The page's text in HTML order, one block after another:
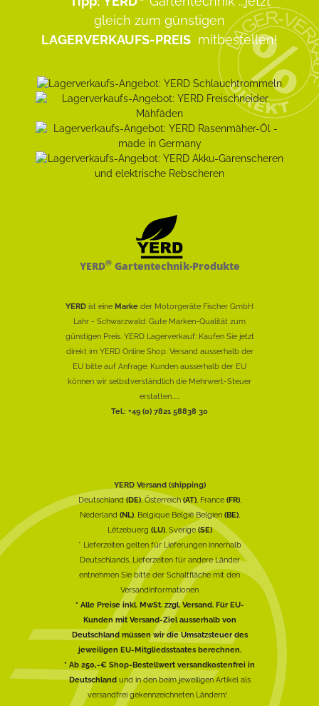
gleich zum günstigen
LAGERVERKAUFS-PREIS mitbestellen!
YERD®Gartentechnik-Produkte
YERD ist eine Marke der Motorgeräte Fischer GmbH
Lahr - Schwarzwald: Gute Marken-Qualität zum
günstigen Preis. YERD Lagerverkauf: Kaufen Sie jetzt
direkt im YERD Online Shop. Versand ausserhalb der
EU bitte auf Anfrage. Kunden ausserhalb der EU
können wir selbstverständlich die Mehrwert-Steuer
erstatten......
Tel.: +49 (0) 7821 58838 30
YERD Versand (shipping)
Deutschland(DE), Österreich(AT), France (FR),
Nederland (NL), Belgique België Belgien (BE),
Lëtzebuerg (LU), Sverige(SE)
* Lieferzeiten gelten für Lieferungen innerhalb
Deutschlands, Lieferzeiten für andere Länder
entnehmen Sie bitte der Schaltfläche mit den
Versandinformationen
* Alle Preise inkl. MwSt. zzgl. Versand. Für EU-
Kunden mit Versand-Ziel ausserhalb von
Deutschland müssen wir die Umsatzsteuer des
jeweiligen EU-Mitgliedsstaates berechnen.
* Ab 250,-€ Shop-Bestellwert versandkostenfrei in
Deutschlandund in den beim jeweiligen Artikel als
versandfrei gekennzeichneten Ländern!